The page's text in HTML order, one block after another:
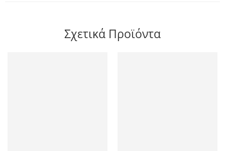
Σχετικά Προϊόντα